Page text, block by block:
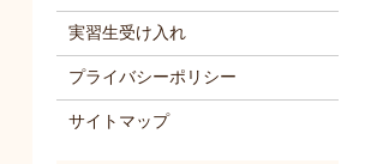
実習生受け入れ
プライバシーポリシー
サイトマップ